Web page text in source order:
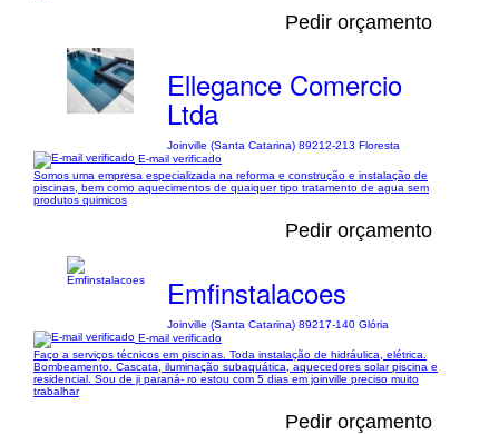
Pedir orçamento
Ellegance Comercio
Ltda
Joinville (Santa Catarina) 89212-213 Floresta
E-mail verificado
Somos uma empresa especializada na reforma e construção e instalação de
piscinas, bem como aquecimentos de quaiquer tipo tratamento de agua sem
produtos quimicos
Pedir orçamento
Emfinstalacoes
Joinville (Santa Catarina) 89217-140 Glória
E-mail verificado
Faço a serviços técnicos em piscinas. Toda instalação de hidráulica, elétrica.
Bombeamento. Cascata, iluminação subaquática, aquecedores solar piscina e
residencial. Sou de ji paraná- ro estou com 5 dias em joinville preciso muito
trabalhar
Pedir orçamento